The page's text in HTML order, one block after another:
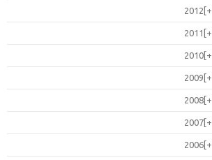
[+]
2012
[+]
2011
[+]
2010
[+]
2009
[+]
2008
[+]
2007
[+]
2006